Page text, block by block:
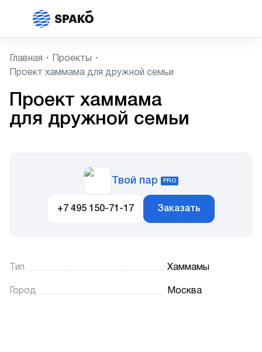
Главная
Проекты
Проект хаммама для дружной семьи
Проект хаммама
для дружной семьи
Твой пар PRO
+7 495 150-71-17 Заказать
Тип Хаммамы
Город Москва